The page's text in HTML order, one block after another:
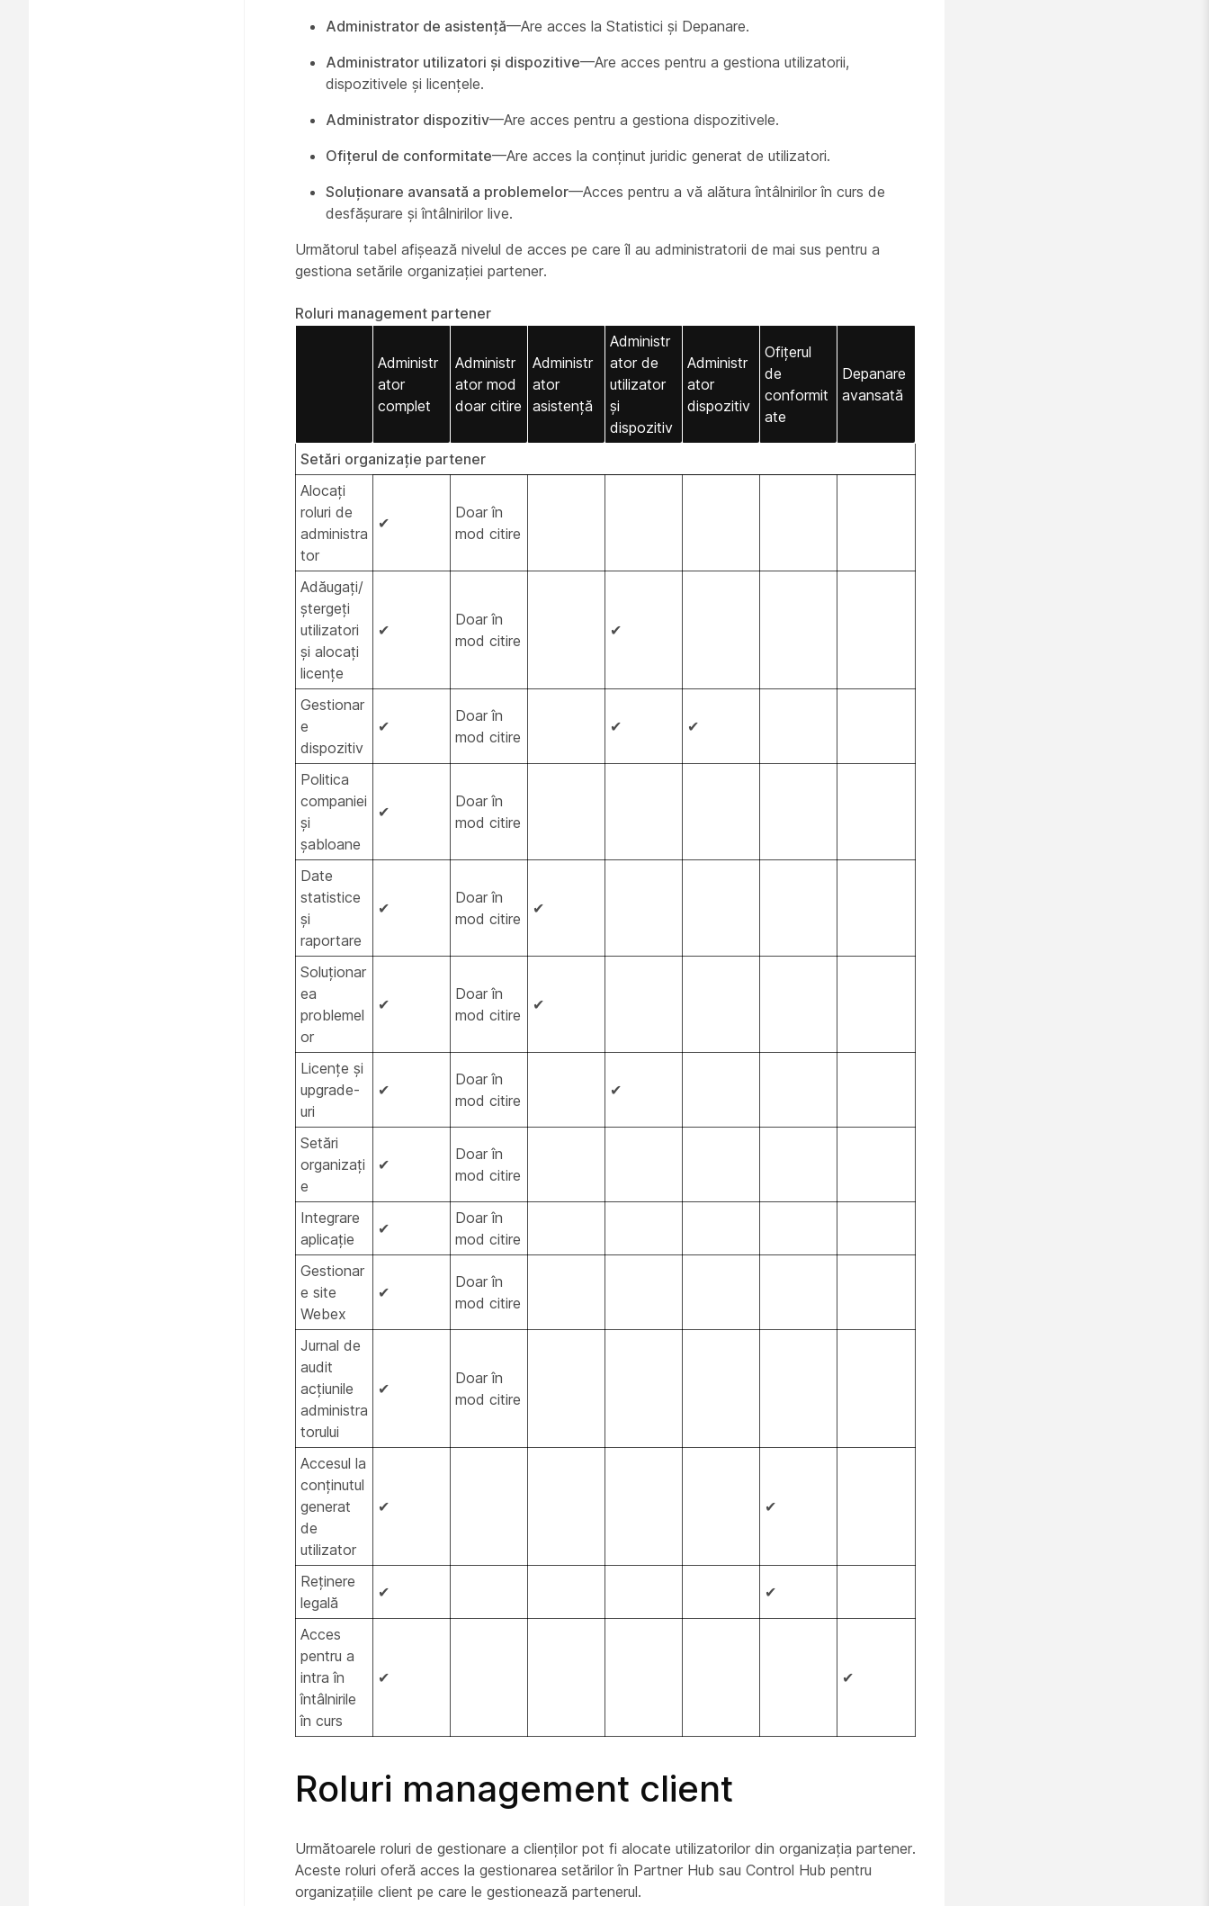
Administrator de asistență—Are acces la Statistici și Depanare.
Administrator utilizatori și dispozitive—Are acces pentru a gestiona utilizatorii,
dispozitivele și licențele.
Administrator dispozitiv—Are acces pentru a gestiona dispozitivele.
Ofițerul de conformitate—Are acces la conținut juridic generat de utilizatori.
Soluționare avansată a problemelor—Acces pentru a vă alătura întâlnirilor în curs de
desfășurare și întâlnirilor live.
Următorul tabel afișează nivelul de acces pe care îl au administratorii de mai sus pentru a
gestiona setările organizației partener.
Roluri management partener
Administr
ator
complet
Administr
ator mod
doar citire
Administr
ator
asistență
Administr
ator de
utilizator
și
dispozitiv
Administr
ator
dispozitiv
Ofițerul
de
conformit
ate
Depanare
avansată
Setări organizație partener
Alocați
roluri de
administra
tor
✔
Doar în
mod citire
Adăugați/
ștergeți
utilizatori
și alocați
licențe
✔
Doar în
mod citire
✔
Gestionar
e
dispozitiv
✔
Doar în
mod citire
✔ ✔
Politica
companiei
și
șabloane
✔
Doar în
mod citire
Date
statistice
și
raportare
✔
Doar în
mod citire
✔
Soluționar
ea
problemel
or
✔
Doar în
mod citire
✔
Licențe și
upgrade-
uri
✔
Doar în
mod citire
✔
Setări
organizați
e
✔
Doar în
mod citire
Integrare
aplicație
✔
Doar în
mod citire
Gestionar
e site
Webex
✔
Doar în
mod citire
Jurnal de
audit
acțiunile
administra
torului
✔
Doar în
mod citire
Accesul la
conținutul
generat
de
utilizator
✔ ✔
Reținere
legală
✔ ✔
Acces
pentru a
intra în
întâlnirile
în curs
✔ ✔
Roluri management client
Următoarele roluri de gestionare a clienților pot fi alocate utilizatorilor din organizația partener.
Aceste roluri oferă acces la gestionarea setărilor în Partner Hub sau Control Hub pentru
organizațiile client pe care le gestionează partenerul.